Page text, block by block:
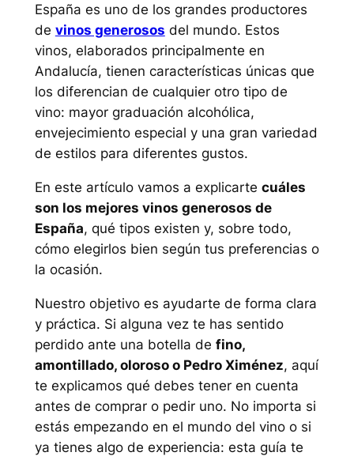
España es uno de los grandes productores
de vinos generosos del mundo. Estos
vinos, elaborados principalmente en
Andalucía, tienen características únicas que
los diferencian de cualquier otro tipo de
vino: mayor graduación alcohólica,
envejecimiento especial y una gran variedad
de estilos para diferentes gustos.
En este artículo vamos a explicarte cuáles
son los mejores vinos generosos de
España, qué tipos existen y, sobre todo,
cómo elegirlos bien según tus preferencias o
la ocasión.
Nuestro objetivo es ayudarte de forma clara
y práctica. Si alguna vez te has sentido
perdido ante una botella de fino,
amontillado, oloroso o Pedro Ximénez, aquí
te explicamos qué debes tener en cuenta
antes de comprar o pedir uno. No importa si
estás empezando en el mundo del vino o si
ya tienes algo de experiencia: esta guía te